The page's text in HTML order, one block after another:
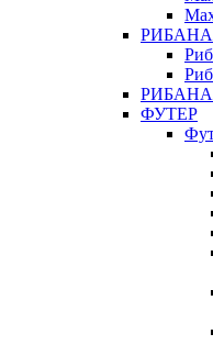
РИБАНА
ФУТЕР